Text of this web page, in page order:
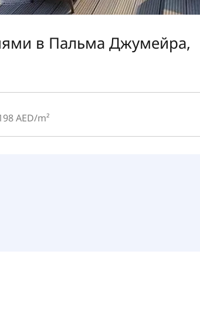
в Пальма Джумейра,
AED/m²